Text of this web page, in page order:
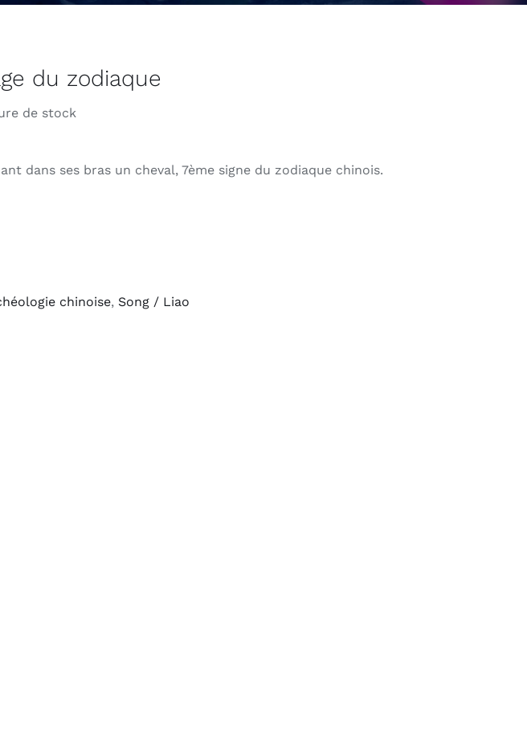
du zodiaque
de stock
dans ses bras un cheval, 7ème signe du zodiaque chinois.
chinoise, Song / Liao